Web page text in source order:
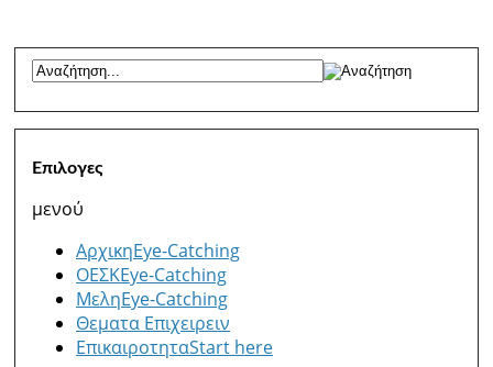
Επιλογες
μενού
ΑρχικηEye-Catching
ΟΕΣΚEye-Catching
ΜεληEye-Catching
Θεματα Επιχειρειν
ΕπικαιροτηταStart here